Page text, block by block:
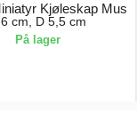
Kjøleskap Mus
cm, D 5,5 cm
På lager